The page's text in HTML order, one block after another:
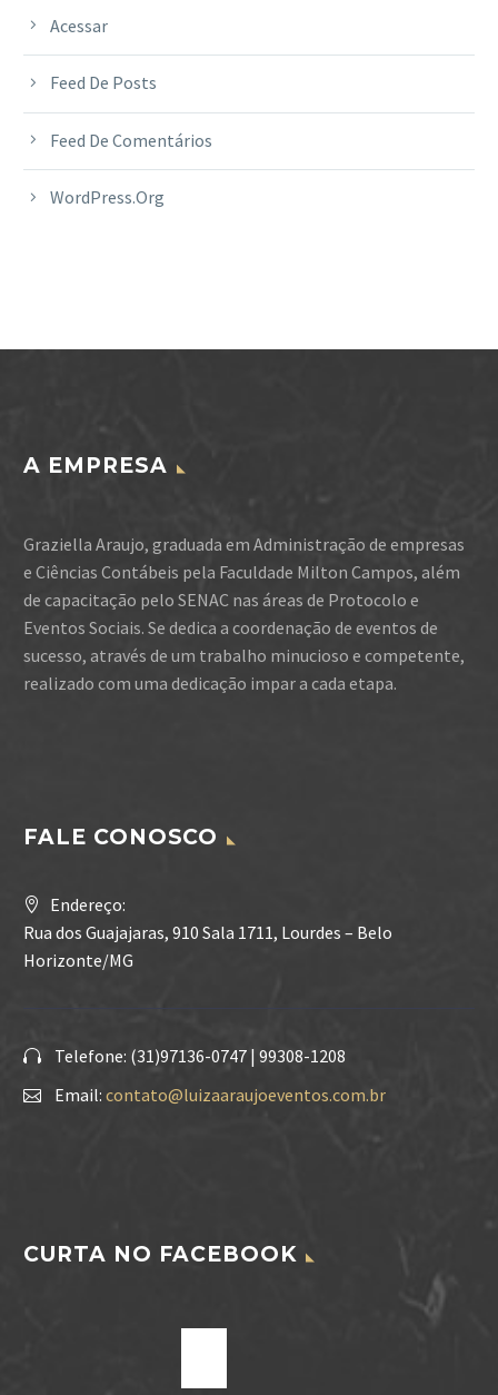
Acessar
Feed De Posts
Feed De Comentários
WordPress.org
A EMPRESA
Graziella Araujo, graduada em Administração de empresas
e Ciências Contábeis pela Faculdade Milton Campos, além
de capacitação pelo SENAC nas áreas de Protocolo e
Eventos Sociais. Se dedica a coordenação de eventos de
sucesso, através de um trabalho minucioso e competente,
realizado com uma dedicação impar a cada etapa.
FALE CONOSCO
Endereço:
Rua dos Guajajaras, 910 Sala 1711, Lourdes – Belo
Horizonte/MG
Telefone: (31)97136-0747 | 99308-1208
Email: contato@luizaaraujoeventos.com.br
CURTA NO FACEBOOK